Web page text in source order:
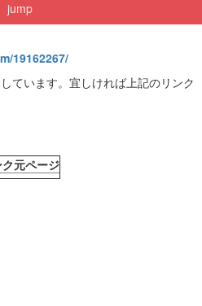
jump
19162267/
ています。宜しければ上記のリンク
ク元ページ